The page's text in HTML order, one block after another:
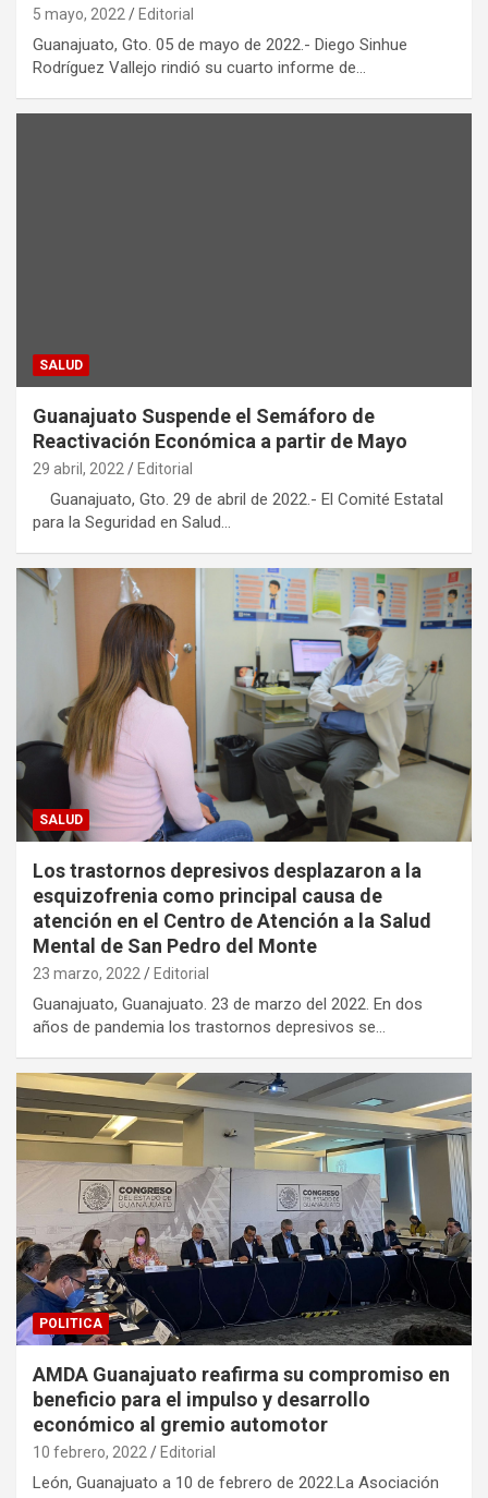
5 mayo, 2022 Editorial
Guanajuato, Gto. 05 de mayo de 2022.- Diego Sinhue
Rodríguez Vallejo rindió su cuarto informe de…
SALUD
Guanajuato Suspende el Semáforo de
Reactivación Económica a partir de Mayo
29 abril, 2022 Editorial
Guanajuato, Gto. 29 de abril de 2022.- El Comité Estatal
para la Seguridad en Salud…
SALUD
Los trastornos depresivos desplazaron a la
esquizofrenia como principal causa de
atención en el Centro de Atención a la Salud
Mental de San Pedro del Monte
23 marzo, 2022 Editorial
Guanajuato, Guanajuato. 23 de marzo del 2022. En dos
años de pandemia los trastornos depresivos se…
POLITICA
AMDA Guanajuato reafirma su compromiso en
beneficio para el impulso y desarrollo
económico al gremio automotor
10 febrero, 2022 Editorial
León, Guanajuato a 10 de febrero de 2022.La Asociación